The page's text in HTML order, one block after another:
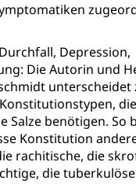
Depression,
Die Autorin und
unterscheidet
die
Salze benötigen. So
Konstitution
rachitische, die
die